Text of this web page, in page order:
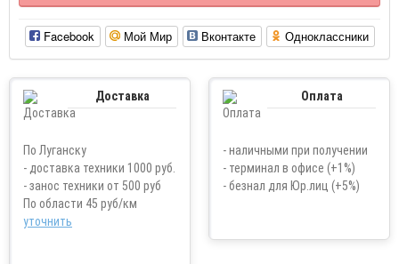
Facebook Мой Мир Вконтакте Одноклассники
Доставка
По Луганску
- доставка техники 1000 руб.
- занос техники от 500 руб
По области 45 руб/км
уточнить
Оплата
- наличными при получении
- терминал в офисе (+1%)
- безнал для Юр.лиц (+5%)